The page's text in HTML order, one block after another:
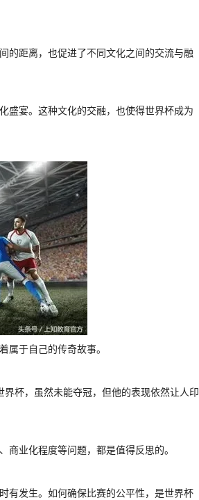
的距离，也促进了不同文化之间的交流与融
盛宴。这种文化的交融，也使得世界杯成为
属于自己的传奇故事。
杯，虽然未能夺冠，但他的表现依然让人印
业化程度等问题，都是值得反思的。
有发生。如何确保比赛的公平性，是世界杯